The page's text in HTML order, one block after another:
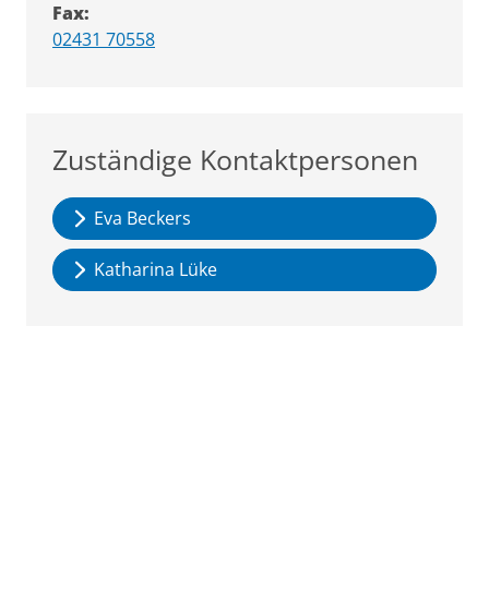
Fax:
02431 70558
Zuständige Kontaktpersonen
Eva Beckers
Katharina Lüke